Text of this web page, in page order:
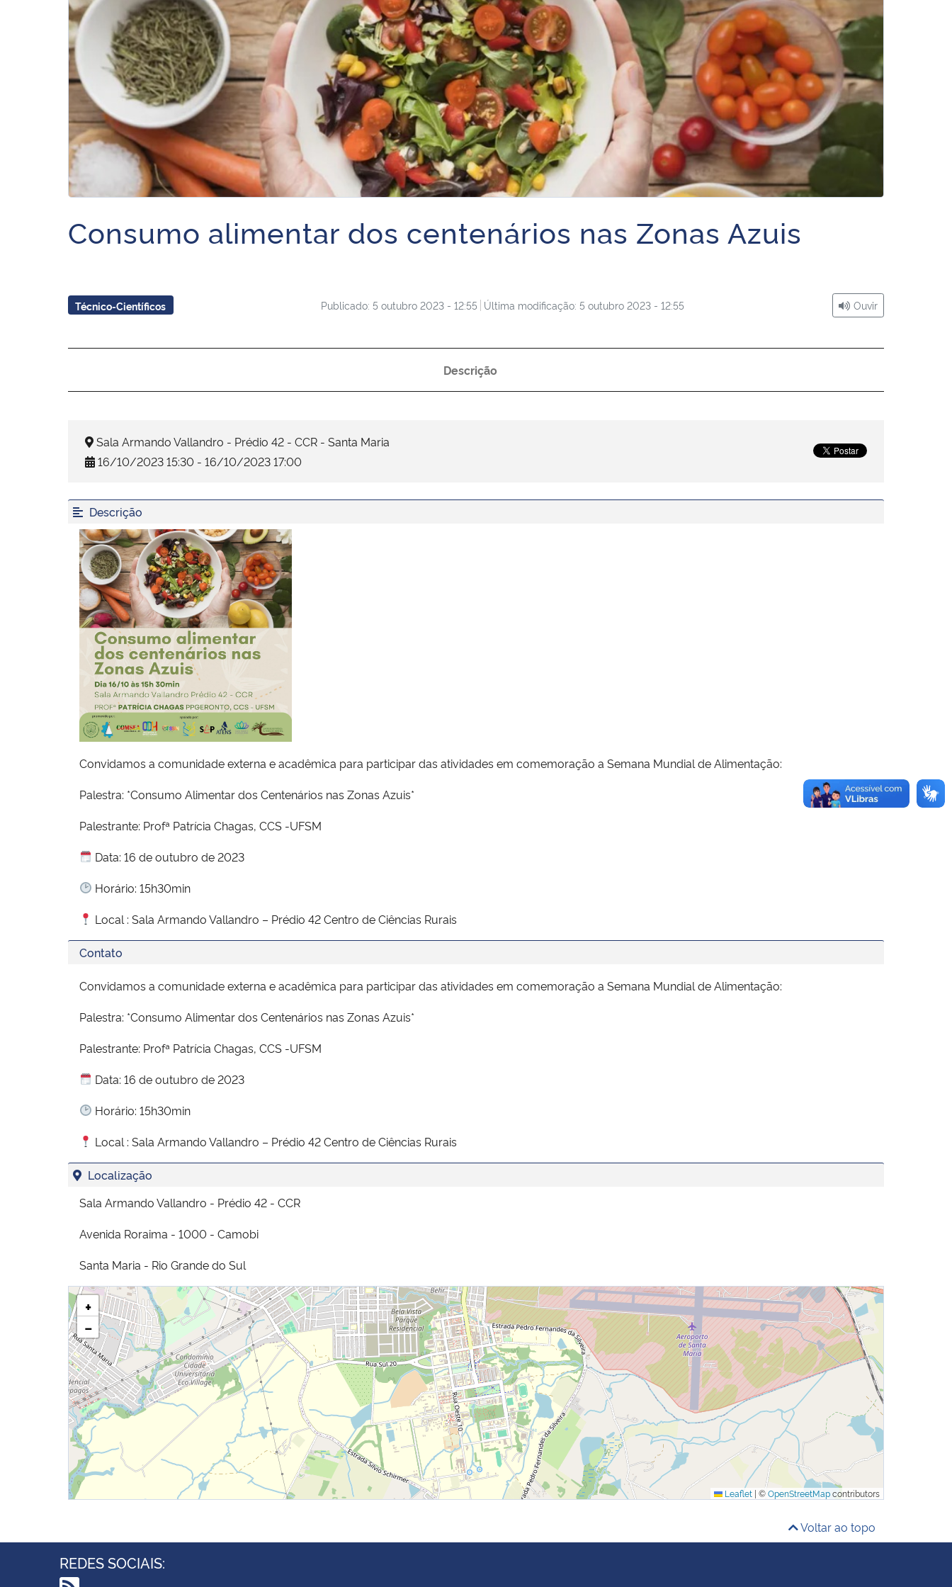
Consumo alimentar dos centenários nas Zonas Azuis
Técnico-Científicos Publicado: 5 outubro 2023 - 12:55 Última modificação: 5 outubro 2023 - 12:55 Ouvir
Descrição
Sala Armando Vallandro - Prédio 42 - CCR - Santa Maria
16/10/2023 15:30 - 16/10/2023 17:00
Descrição
Convidamos a comunidade externa e acadêmica para participar das atividades em comemoração a Semana Mundial de Alimentação:
Palestra: *Consumo Alimentar dos Centenários nas Zonas Azuis*
Palestrante: Profª Patrícia Chagas, CCS -UFSM
Data: 16 de outubro de 2023
Horário: 15h30min
Local : Sala Armando Vallandro – Prédio 42 Centro de Ciências Rurais
Contato
Convidamos a comunidade externa e acadêmica para participar das atividades em comemoração a Semana Mundial de Alimentação:
Palestra: *Consumo Alimentar dos Centenários nas Zonas Azuis*
Palestrante: Profª Patrícia Chagas, CCS -UFSM
Data: 16 de outubro de 2023
Horário: 15h30min
Local : Sala Armando Vallandro – Prédio 42 Centro de Ciências Rurais
Localização
Sala Armando Vallandro - Prédio 42 - CCR
Avenida Roraima - 1000 - Camobi
Santa Maria - Rio Grande do Sul
+
−
Leaflet | ©OpenStreetMapcontributors
Voltar ao topo
REDES SOCIAIS: